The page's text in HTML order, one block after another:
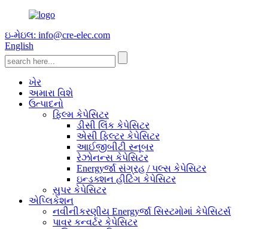
ઇ-મેઇલ: info@cre-elec.com
English
ખેર
અમારા વિશે
ઉત્પાદનો
ફિલ્મ કેપેસિટર
ડીસી લિંક કેપેસિટર
એસી ફિલ્ટર કેપેસિટર
આઈજીબીટી સ્નૂબર
રેઝોનન્સ કેપેસિટર
Energyર્જા સંગ્રહ / પલ્સ કેપેસિટર
ઇન્ડક્શન હીટિંગ કેપેસિટર
સુપર કેપેસિટર
એપ્લિકેશન
નવીનીકરણીય Energyર્જા સિસ્ટમોમાં કેપેસિટર્સ
પાવર કન્વર્ટર કેપેસિટર